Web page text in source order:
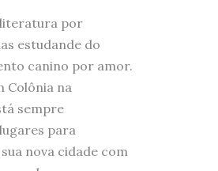
por
estudande do
canino por amor.
Colônia na
sempre
para
nova cidade com